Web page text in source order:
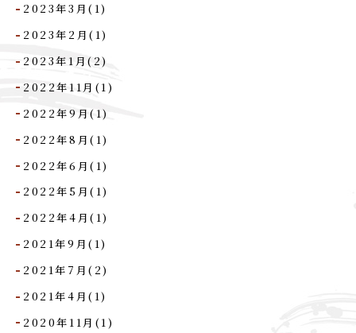
2023年3月(1)
2023年2月(1)
2023年1月(2)
2022年11月(1)
2022年9月(1)
2022年8月(1)
2022年6月(1)
2022年5月(1)
2022年4月(1)
2021年9月(1)
2021年7月(2)
2021年4月(1)
2020年11月(1)